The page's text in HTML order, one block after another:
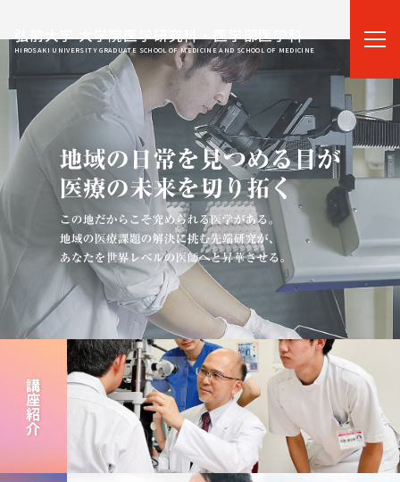
弘前大学 大学院医学研究科・医学部医学科
HIROSAKI UNIVERSITY GRADUATE SCHOOL OF MEDICINE AND SCHOOL OF MEDICINE
講座紹介